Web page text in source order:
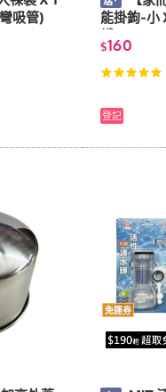
吸管)
能掛鉤-小
鐵)
$160
登記
免運券